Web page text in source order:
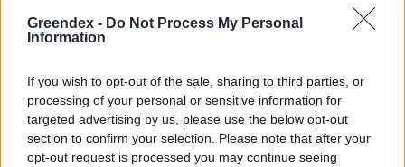
Greendex - Do Not Process My Personal
Information
If you wish to opt-out of the sale, sharing to third parties, or
processing of your personal or sensitive information for
targeted advertising by us, please use the below opt-out
section to confirm your selection. Please note that after your
opt-out request is processed you may continue seeing
Tavaszi aszály – Az Alföld már
most is jelentős vízhiánnyal küzd
Granát-Galló Tímea